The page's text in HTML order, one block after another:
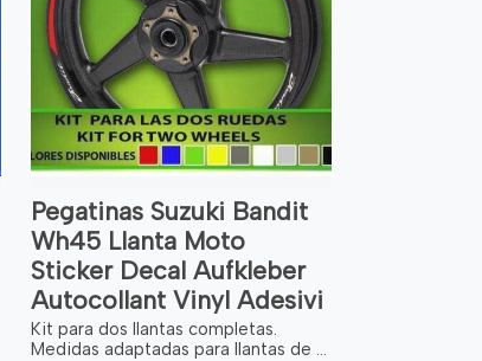
Pegatinas Suzuki Bandit
Wh45 Llanta Moto
Sticker Decal Aufkleber
Autocollant Vinyl Adesivi
Kit para dos llantas completas.
Medidas adaptadas para llantas de ...